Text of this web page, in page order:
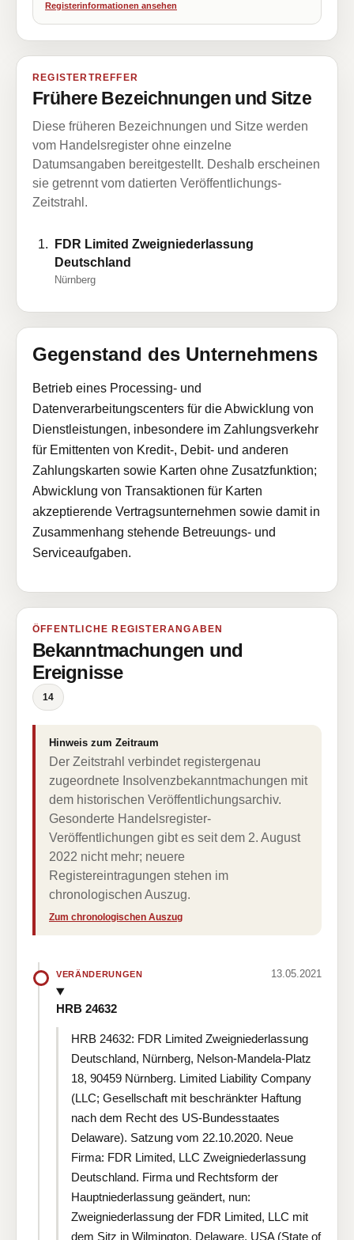
Registerinformationen ansehen
REGISTERTREFFER
Frühere Bezeichnungen und Sitze
Diese früheren Bezeichnungen und Sitze werden
vom Handelsregister ohne einzelne
Datumsangaben bereitgestellt. Deshalb erscheinen
sie getrennt vom datierten Veröffentlichungs-
Zeitstrahl.
FDR Limited Zweigniederlassung
Deutschland
Nürnberg
Gegenstand des Unternehmens
Betrieb eines Processing- und
Datenverarbeitungscenters für die Abwicklung von
Dienstleistungen, inbesondere im Zahlungsverkehr
für Emittenten von Kredit-, Debit- und anderen
Zahlungskarten sowie Karten ohne Zusatzfunktion;
Abwicklung von Transaktionen für Karten
akzeptierende Vertragsunternehmen sowie damit in
Zusammenhang stehende Betreuungs- und
Serviceaufgaben.
ÖFFENTLICHE REGISTERANGABEN
Bekanntmachungen und
Ereignisse
14
Hinweis zum Zeitraum
Der Zeitstrahl verbindet registergenau
zugeordnete Insolvenzbekanntmachungen mit
dem historischen Veröffentlichungsarchiv.
Gesonderte Handelsregister-
Veröffentlichungen gibt es seit dem 2. August
2022 nicht mehr; neuere
Registereintragungen stehen im
chronologischen Auszug.
Zum chronologischen Auszug
VERÄNDERUNGEN 13.05.2021
HRB 24632
HRB 24632: FDR Limited Zweigniederlassung
Deutschland, Nürnberg, Nelson-Mandela-Platz
18, 90459 Nürnberg. Limited Liability Company
(LLC; Gesellschaft mit beschränkter Haftung
nach dem Recht des US-Bundesstaates
Delaware). Satzung vom 22.10.2020. Neue
Firma: FDR Limited, LLC Zweigniederlassung
Deutschland. Firma und Rechtsform der
Hauptniederlassung geändert, nun:
Zweigniederlassung der FDR Limited, LLC mit
dem Sitz in Wilmington, Delaware, USA (State of